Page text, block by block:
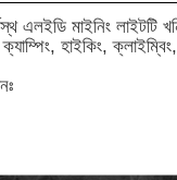
এলইডি মাইনিং লাইটটি
হাইকিং,